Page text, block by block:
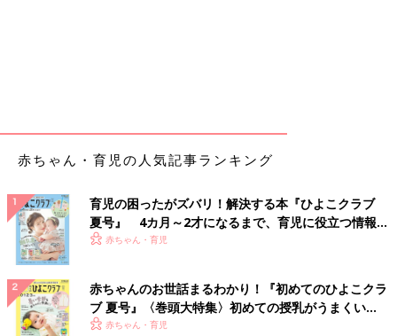
赤ちゃん・育児の人気記事ランキング
育児の困ったがズバリ！解決する本『ひよこクラブ
夏号』 4カ月～2才になるまで、育児に役立つ情報が
いっぱい！
赤ちゃん・育児
赤ちゃんのお世話まるわかり！『初めてのひよこクラ
ブ 夏号』〈巻頭大特集〉初めての授乳がうまくい
く！ おっぱい・ミルクの基本と夏のトラブル 解決テ
赤ちゃん・育児